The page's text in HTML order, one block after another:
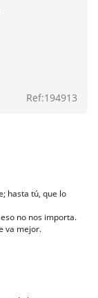
Ref:194913
hasta tú, que lo
no nos importa.
va mejor.